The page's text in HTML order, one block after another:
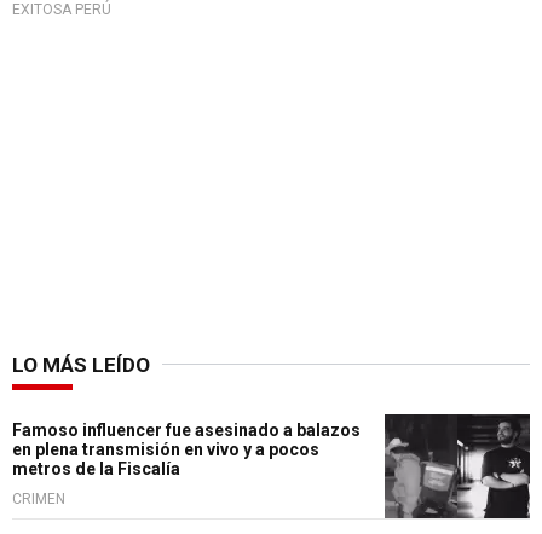
EXITOSA PERÚ
LO MÁS LEÍDO
Famoso influencer fue asesinado a balazos
en plena transmisión en vivo y a pocos
metros de la Fiscalía
CRIMEN